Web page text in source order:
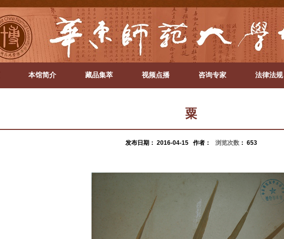
本馆简介 藏品集萃 视频点播 咨询专家 法律法规
粟
发布日期： 2016-04-15 作者： 浏览次数： 653